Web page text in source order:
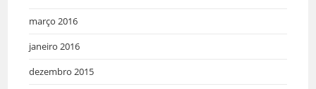
março 2016
janeiro 2016
dezembro 2015